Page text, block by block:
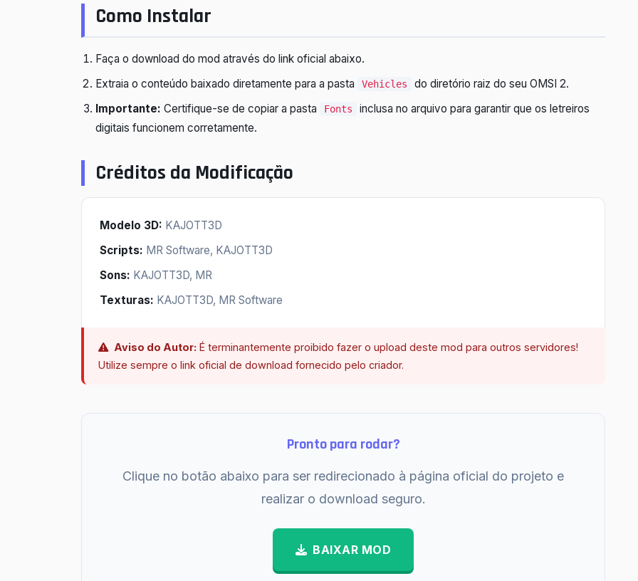
Como Instalar
Faça o download do mod através do link oficial abaixo.
Extraia o conteúdo baixado diretamente para a pasta
Vehicles
do diretório raiz do seu OMSI 2.
Importante: Certifique-se de copiar a pasta Fonts
inclusa no arquivo para garantir que os letreiros
digitais funcionem corretamente.
Créditos da Modificação
Modelo 3D: KAJOTT3D
Scripts: MR Software, KAJOTT3D
Sons: KAJOTT3D, MR
Texturas: KAJOTT3D, MR Software
Aviso do Autor: É terminantemente proibido fazer o upload deste mod para outros servidores!
Utilize sempre o link oficial de download fornecido pelo criador.
Pronto para rodar?
Clique no botão abaixo para ser redirecionado à página oficial do projeto e
realizar o download seguro.
BAIXAR MOD